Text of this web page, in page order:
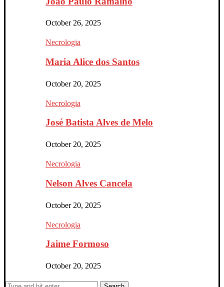
October 26, 2025
Necrologia
Maria Alice dos Santos
October 20, 2025
Necrologia
José Batista Alves de Melo
October 20, 2025
Necrologia
Nelson Alves Cancela
October 20, 2025
Necrologia
Jaime Formoso
October 20, 2025